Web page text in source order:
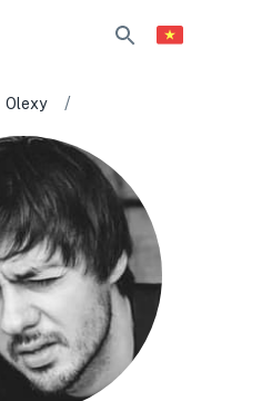
Olexy /